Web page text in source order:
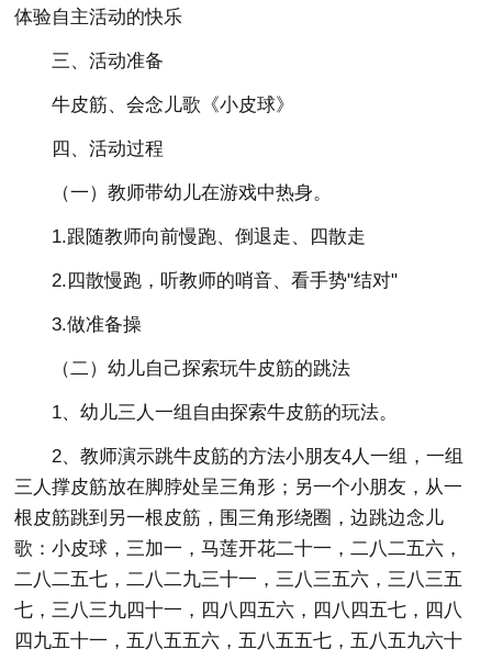
体验自主活动的快乐
三、活动准备
牛皮筋、会念儿歌《小皮球》
四、活动过程
（一）教师带幼儿在游戏中热身。
1.跟随教师向前慢跑、倒退走、四散走
2.四散慢跑，听教师的哨音、看手势"结对"
3.做准备操
（二）幼儿自己探索玩牛皮筋的跳法
1、幼儿三人一组自由探索牛皮筋的玩法。
2、教师演示跳牛皮筋的方法小朋友4人一组，一组
三人撑皮筋放在脚脖处呈三角形；另一个小朋友，从一
根皮筋跳到另一根皮筋，围三角形绕圈，边跳边念儿
歌：小皮球，三加一，马莲开花二十一，二八二五六，
二八二五七，二八二九三十一，三八三五六，三八三五
七，三八三九四十一，四八四五六，四八四五七，四八
四九五十一，五八五五六，五八五五七，五八五九六十